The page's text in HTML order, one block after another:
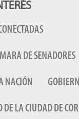
DE SENADORES
NACIÓN
LA CIUDAD DE